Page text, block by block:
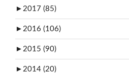
► 2017 (85)
► 2016 (106)
► 2015 (90)
► 2014 (20)